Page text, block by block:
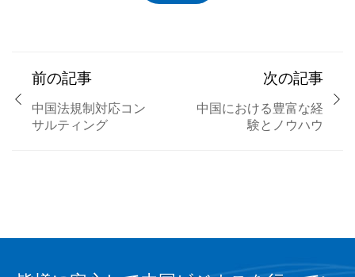

前の記事
中国法規制対応コン
サルティング

次の記事
中国における豊富な経
験とノウハウ